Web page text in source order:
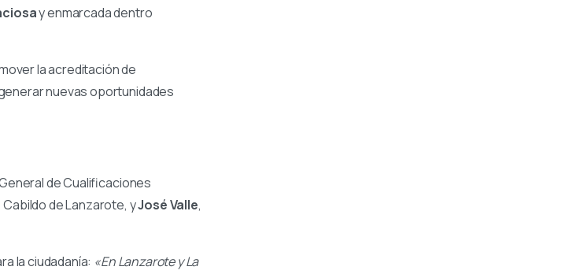
y enmarcada dentro
la acreditación de
nuevas oportunidades
de Cualificaciones
de Lanzarote, yJosé Valle,
la ciudadanía: «En Lanzarote y La